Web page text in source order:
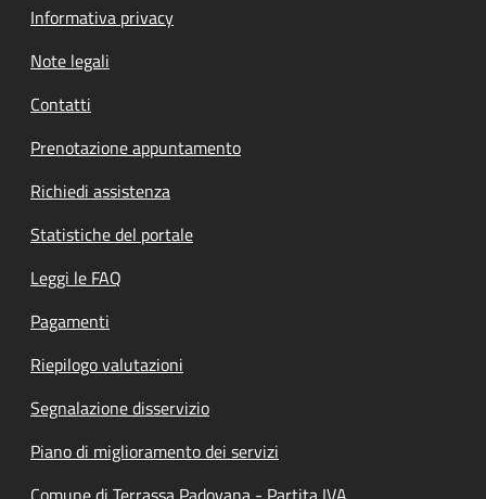
Informativa privacy
Note legali
Contatti
Prenotazione appuntamento
Richiedi assistenza
Statistiche del portale
Leggi le FAQ
Pagamenti
Riepilogo valutazioni
Segnalazione disservizio
Piano di miglioramento dei servizi